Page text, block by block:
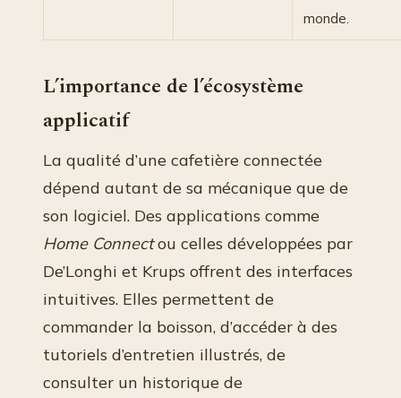
monde.
L’importance de l’écosystème
applicatif
La qualité d’une cafetière connectée
dépend autant de sa mécanique que de
son logiciel. Des applications comme
Home Connectou celles développées par
De’Longhi et Krups offrent des interfaces
intuitives. Elles permettent de
commander la boisson, d’accéder à des
tutoriels d’entretien illustrés, de
consulter un historique de